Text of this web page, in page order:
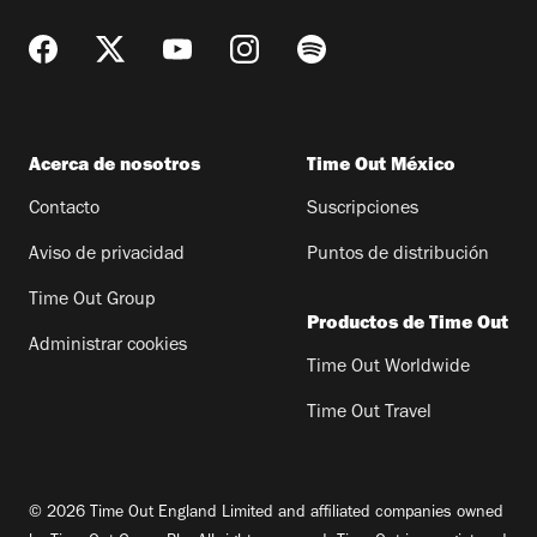
Acerca de nosotros
Contacto
Aviso de privacidad
Time Out Group
Administrar cookies
Time Out México
Suscripciones
Puntos de distribución
Productos de Time Out
Time Out Worldwide
Time Out Travel
© 2026 Time Out England Limited and affiliated companies owned